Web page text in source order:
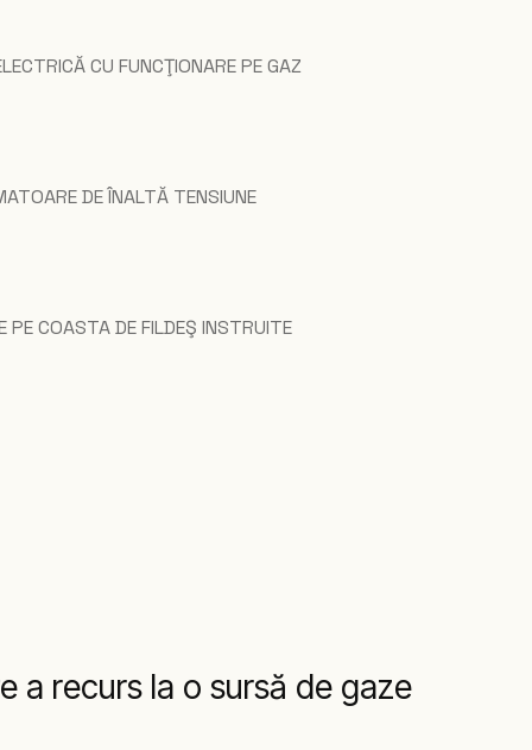
CU FUNCŢIONARE PE GAZ
DE ÎNALTĂ TENSIUNE
PE COASTA DE FILDEŞ INSTRUITE
a recurs la o sursă de gaze